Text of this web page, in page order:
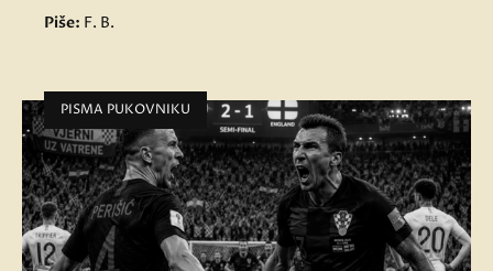
Piše: F. B.
PISMA PUKOVNIKU